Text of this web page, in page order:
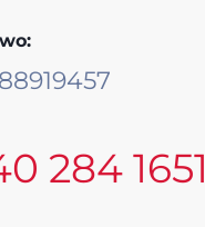
284 1651